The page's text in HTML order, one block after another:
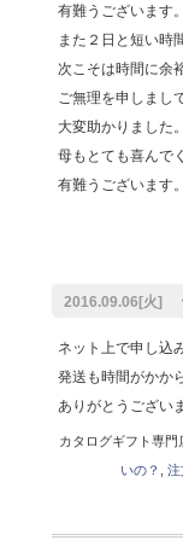
有難うございます。
また２日と短い時
次こそは時間に余
ご無理を申しまし
大変助かりました。
母もとても喜んで
有難うございます。
2016.09.06[火]
ネット上で申し込
発送も時間がかか
ありがとうござい
カタログギフト専
いの？
注